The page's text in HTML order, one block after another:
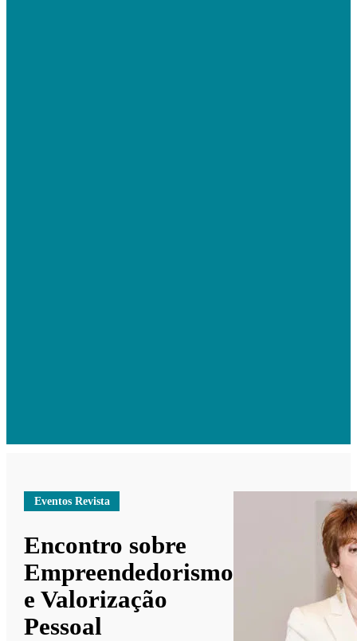
Eventos Revista
Encontro sobre
Empreendedorismo
e Valorização
Pessoal